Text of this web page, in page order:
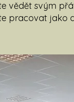
vědět svým
pracovat jako